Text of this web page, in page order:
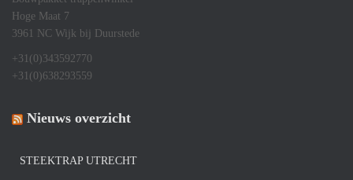
Hoge Maat 7
3961 NC Wijk bij Duurstede
+31(0)343592770
+31(0)638293559
Nieuws overzicht
STEEKTRAP UTRECHT